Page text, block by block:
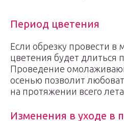
Период цветения
Если обрезку провести в
цветения будет длиться
Проведение
осенью позволит
на протяжении всего
Изменения в уходе в